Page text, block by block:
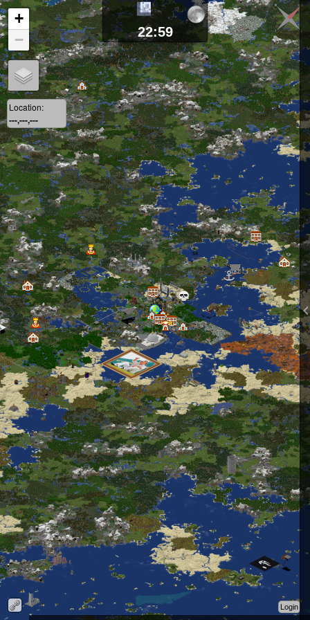
+
−
Location:
---,---,---
Login
23:00